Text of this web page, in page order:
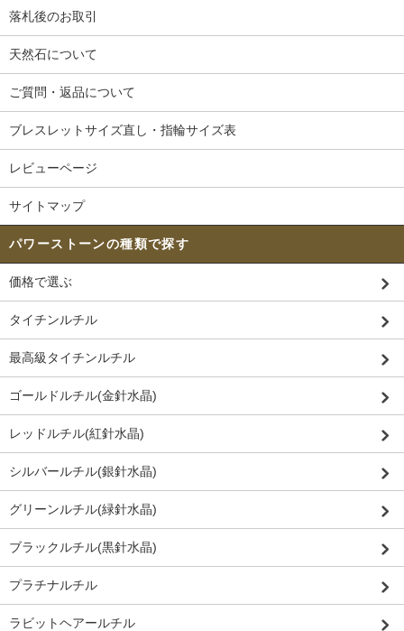
落札後のお取引
天然石について
ご質問・返品について
ブレスレットサイズ直し・指輪サイズ表
レビューページ
サイトマップ
パワーストーンの種類で探す
価格で選ぶ
タイチンルチル
最高級タイチンルチル
ゴールドルチル(金針水晶)
レッドルチル(紅針水晶)
シルバールチル(銀針水晶)
グリーンルチル(緑針水晶)
ブラックルチル(黒針水晶)
プラチナルチル
ラビットヘアールチル